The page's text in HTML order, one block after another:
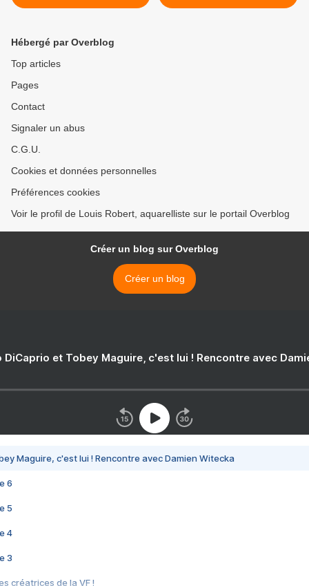
Hébergé par Overblog
Top articles
Pages
Contact
Signaler un abus
C.G.U.
Cookies et données personnelles
Préférences cookies
Voir le profil de Louis Robert, aquarelliste sur le portail Overblog
Créer un blog sur Overblog
Créer un blog
DiCaprio et Tobey Maguire, c'est lui ! Rencontre avec
Maguire, c'est lui ! Rencontre avec Damien Witecka
6
5
4
3
créatrices de la VF !